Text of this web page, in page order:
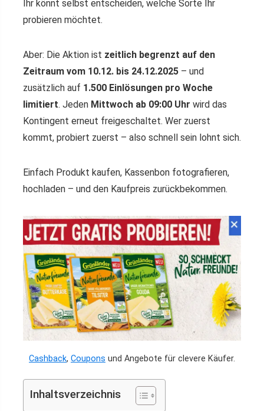
Ihr könnt selbst entscheiden, welche Sorte Ihr
probieren möchtet.
Aber: Die Aktion ist zeitlich begrenzt auf den
Zeitraum vom 10.12. bis 24.12.2025 – und
zusätzlich auf 1.500 Einlösungen pro Woche
limitiert. Jeden Mittwoch ab 09:00 Uhr wird das
Kontingent erneut freigeschaltet. Wer zuerst
kommt, probiert zuerst – also schnell sein lohnt sich.
Einfach Produkt kaufen, Kassenbon fotografieren,
hochladen – und den Kaufpreis zurückbekommen.
Cashback, Coupons und Angebote für clevere Käufer.
Inhaltsverzeichnis